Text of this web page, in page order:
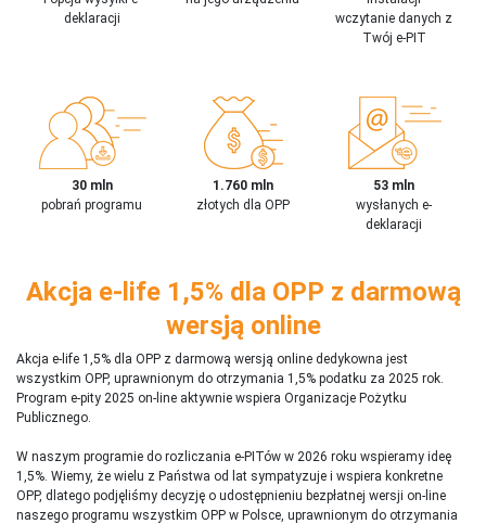
deklaracji
wczytanie danych z
Twój e-PIT
30 mln
pobrań programu
1.760 mln
złotych dla OPP
53 mln
wysłanych e-
deklaracji
Akcja e-life 1,5% dla OPP z darmową
wersją online
Akcja e-life 1,5% dla OPP z darmową wersją online dedykowna jest
wszystkim OPP, uprawnionym do otrzymania 1,5% podatku za 2025 rok.
Program e-pity 2025 on-line aktywnie wspiera Organizacje Pożytku
Publicznego.
W naszym programie do rozliczania e-PITów w 2026 roku wspieramy ideę
1,5%. Wiemy, że wielu z Państwa od lat sympatyzuje i wspiera konkretne
OPP, dlatego podjęliśmy decyzję o udostępnieniu bezpłatnej wersji on-line
naszego programu wszystkim OPP w Polsce, uprawnionym do otrzymania